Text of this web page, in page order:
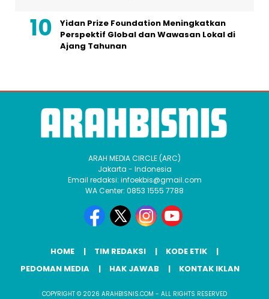
Yidan Prize Foundation Meningkatkan
Perspektif Global dan Wawasan Lokal di
Ajang Tahunan
ARAH MEDIA CIRCLE (ARC)
Jakarta - Indonesia
Email redaksi: infoekbis@gmail.com
WA Center: 0853 1555 7788
HOME TIM REDAKSI
KODE ETIK
PEDOMAN MEDIA
HAK JAWAB KONTAK IKLAN
COPYRIGHT © 2026 ARAHBISNIS.COM - ALL RIGHTS RESERVED